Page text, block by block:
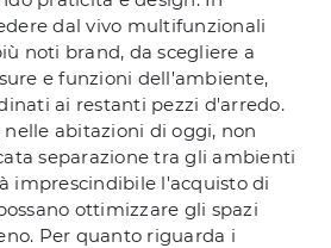
dal vivo multifunzionali
noti brand, da scegliere a
e funzioni dell'ambiente,
ai restanti pezzi d'arredo.
nelle abitazioni di oggi, non
separazione tra gli ambienti
imprescindibile l'acquisto di
ottimizzare gli spazi
Per quanto riguarda i